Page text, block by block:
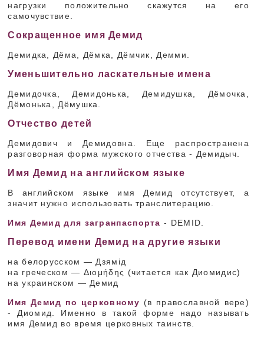
нагрузки положительно скажутся на его
самочувствие.
Сокращенное имя Демид
Демидка, Дёма, Дёмка, Дёмчик, Демми.
Уменьшительно ласкательные имена
Демидочка, Демидонька, Демидушка, Дёмочка,
Дёмонька, Дёмушка.
Отчество детей
Демидович и Демидовна. Еще распространена
разговорная форма мужского отчества - Демидыч.
Имя Демид на английском языке
В английском языке имя Демид отсутствует, а
значит нужно использовать транслитерацию.
Имя Демид для загранпаспорта - DEMID.
Перевод имени Демид на другие языки
на белорусском — Дзямід
на греческом — Διομήδης (читается как Диомидис)
на украинском — Демид
Имя Демид по церковному (в православной вере)
- Диомид. Именно в такой форме надо называть
имя Демид во время церковных таинств.